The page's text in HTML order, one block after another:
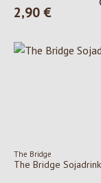
Regulärer Preis:
2,90 €
The Bridge
The Bridge Sojadrink